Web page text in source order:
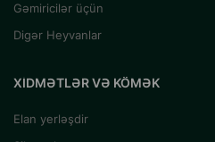
Gəmiricilər üçün
Digər Heyvanlar
XIDMƏTLƏR VƏ KÖMƏK
Elan yerləşdir